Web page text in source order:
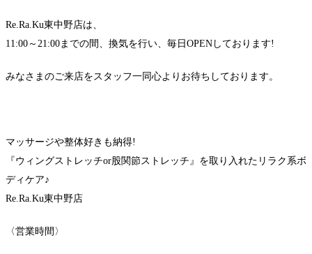
Re.Ra.Ku東中野店は、
11:00～21:00までの間、換気を行い、毎日OPENしております!
みなさまのご来店をスタッフ一同心よりお待ちしております。
マッサージや整体好きも納得!
『ウィングストレッチor股関節ストレッチ』を取り入れたリラク系ボ
ディケア♪
Re.Ra.Ku東中野店
〈営業時間〉